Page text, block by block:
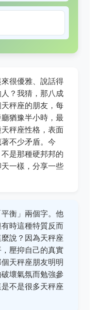
很優雅、說話得
？我猜，那八成
秤座的朋友，每
猶豫半小時，最
秤座性格，表面
不少矛盾。今
是那種硬邦邦的
一樣，分享一些
衡」兩個字。他
時這種特質反而
說？因為天秤座
壓抑自己的真實
天秤座朋友明明
壞氣氛而勉強參
不是很多天秤座